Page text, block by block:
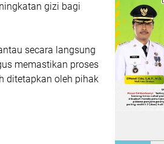
gizi bagi
secara langsung
memastikan proses
ditetapkan oleh pihak